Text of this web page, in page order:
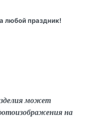
любой праздник!
может
на